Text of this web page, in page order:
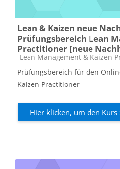
Lean & Kaizen neue
Prüfungsbereich Lean
Practitioner [neue
Kursbereich
Lean Management & Kaizen
Prüfungsbereich für den
Kaizen Practitioner
Hier klicken, um den Kurs